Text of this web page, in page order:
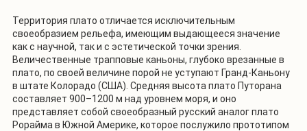
Территория плато отличается исключительным
своеобразием рельефа, имеющим выдающееся значение
как с научной, так и с эстетической точки зрения.
Величественные трапповые каньоны, глубоко врезанные в
плато, по своей величине порой не уступают Гранд-Каньону
в штате Колорадо (США). Средняя высота плато Путорана
составляет 900–1200 м над уровнем моря, и оно
представляет собой своеобразный русский аналог плато
Рорайма в Южной Америке, которое послужило прототипом